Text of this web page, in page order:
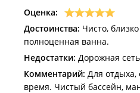
Оценка:
Достоинства: Чисто,
полноценная ванна.
Недостатки: Дорожная
Комментарий: Для отдыха,
время. Чистый бассейн,